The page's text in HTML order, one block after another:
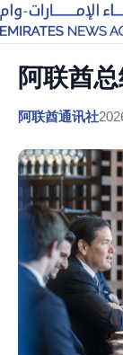
阿联酋
阿联酋通讯社